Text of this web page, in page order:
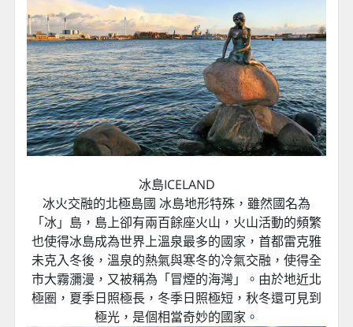
冰島ICELAND
冰火交融的北極島國 冰島地形特殊，雖然國名為
「冰」島，島上卻有兩百餘座火山，火山活動的頻繁
也使得冰島成為世界上溫泉最多的國家，首都雷克雅
未克入冬後，溫泉的熱氣與寒冬的冷氣交融，使得全
市大霧瀰漫，又被稱為「冒煙的海灣」。由於地近北
極圈，夏季日照極長，冬季日照極短，秋冬還可見到
極光，是個相當奇妙的國家。